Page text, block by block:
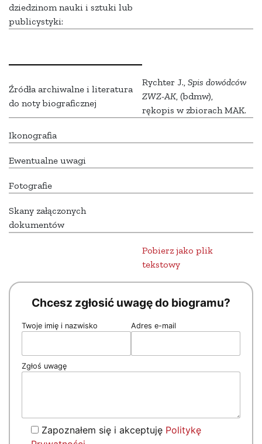
dziedzinom nauki i sztuki lub
publicystyki:
Źródła archiwalne i literatura
do noty biograficznej
Rychter J., Spis dowódców
ZWZ-AK, (bdmw),
rękopis w zbiorach MAK.
Ikonografia
Ewentualne uwagi
Fotografie
Skany załączonych
dokumentów
Pobierz jako plik
tekstowy
Chcesz zgłosić uwagę do biogramu?
Twoje imię i nazwisko Adres e-mail
Zgłoś uwagę
Zapoznałem się i akceptuję Politykę